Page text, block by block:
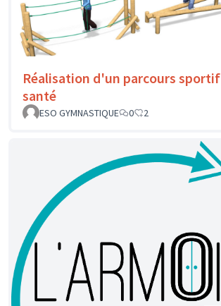
Réalisation d'un parcours sportif
santé
ESO GYMNASTIQUE
0 2